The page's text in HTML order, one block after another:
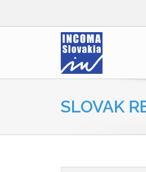
SLOVAK